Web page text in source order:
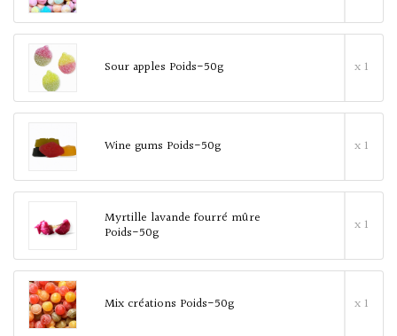
Sour apples Poids-50g x 1
Wine gums Poids-50g x 1
Myrtille lavande fourré mûre
Poids-50g x 1
Mix créations Poids-50g x 1